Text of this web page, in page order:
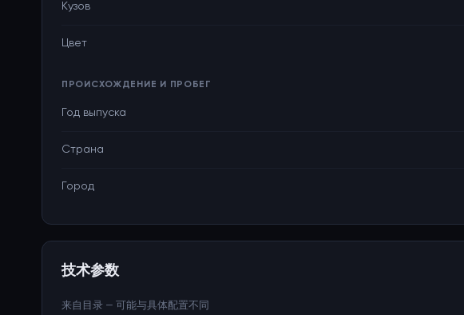
Кузов
Цвет
ПРОИСХОЖДЕНИЕ И ПРОБЕГ
Год выпуска
Страна
Город
技术参数
来自目录 — 可能与具体配置不同